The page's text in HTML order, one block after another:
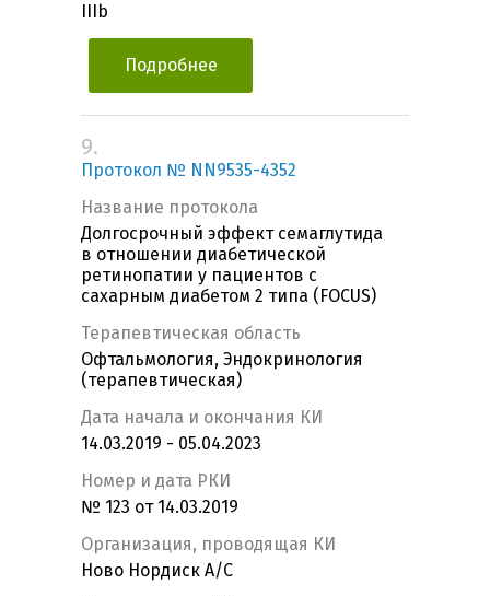
IIIb
Подробнее
9.
Протокол № NN9535-4352
Название протокола
Долгосрочный эффект семаглутида
в отношении диабетической
ретинопатии у пациентов с
сахарным диабетом 2 типа (FOCUS)
Терапевтическая область
Офтальмология, Эндокринология
(терапевтическая)
Дата начала и окончания КИ
14.03.2019 - 05.04.2023
Номер и дата РКИ
№ 123 от 14.03.2019
Организация, проводящая КИ
Ново Нордиск А/С